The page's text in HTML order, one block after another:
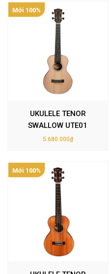
Mới 100%
UKULELE TENOR
SWALLOW UTE01
5.680.000₫
Mới 100%